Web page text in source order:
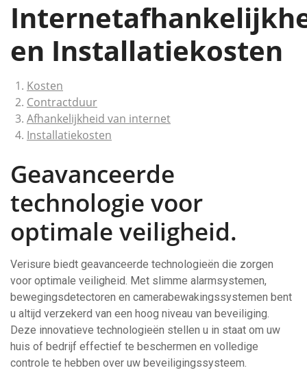
en Installatiekosten
Kosten
Contractduur
Afhankelijkheid van internet
Installatiekosten
Geavanceerde
technologie voor
optimale veiligheid.
Verisure biedt geavanceerde technologieën die zorgen
voor optimale veiligheid. Met slimme alarmsystemen,
bewegingsdetectoren en camerabewakingssystemen bent
u altijd verzekerd van een hoog niveau van beveiliging.
Deze innovatieve technologieën stellen u in staat om uw
huis of bedrijf effectief te beschermen en volledige
controle te hebben over uw beveiligingssysteem.